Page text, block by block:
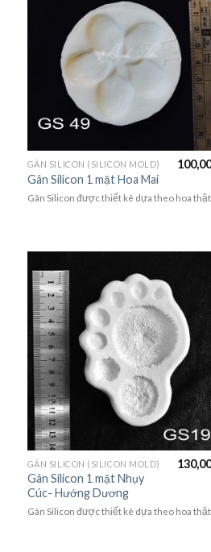
GÂN SILICON (SILICON MOLD)
Gân Silicon 1 mặt Hoa Mai
Gân Silicon được thiết kê dựa theo hoa thật
GÂN SILICON (SILICON MOLD)
Gân Silicon 1 mặt Nhụy
Cúc- Hướng Dương
Gân Silicon được thiết kê dựa theo hoa thật